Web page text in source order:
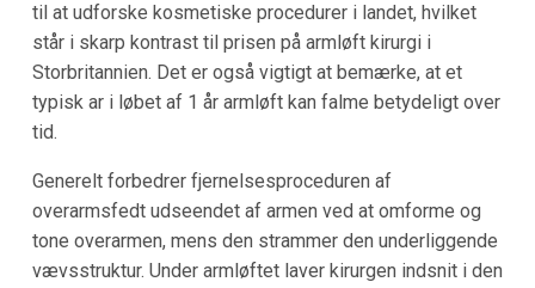
til at udforske kosmetiske procedurer i landet, hvilket
står i skarp kontrast til prisen på armløft kirurgi i
Storbritannien. Det er også vigtigt at bemærke, at et
typisk ar i løbet af 1 år armløft kan falme betydeligt over
tid.
Generelt forbedrer fjernelsesproceduren af
overarmsfedt udseendet af armen ved at omforme og
tone overarmen, mens den strammer den underliggende
vævsstruktur. Under armløftet laver kirurgen indsnit i den